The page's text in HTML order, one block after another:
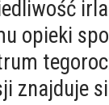
opieki
znajduje